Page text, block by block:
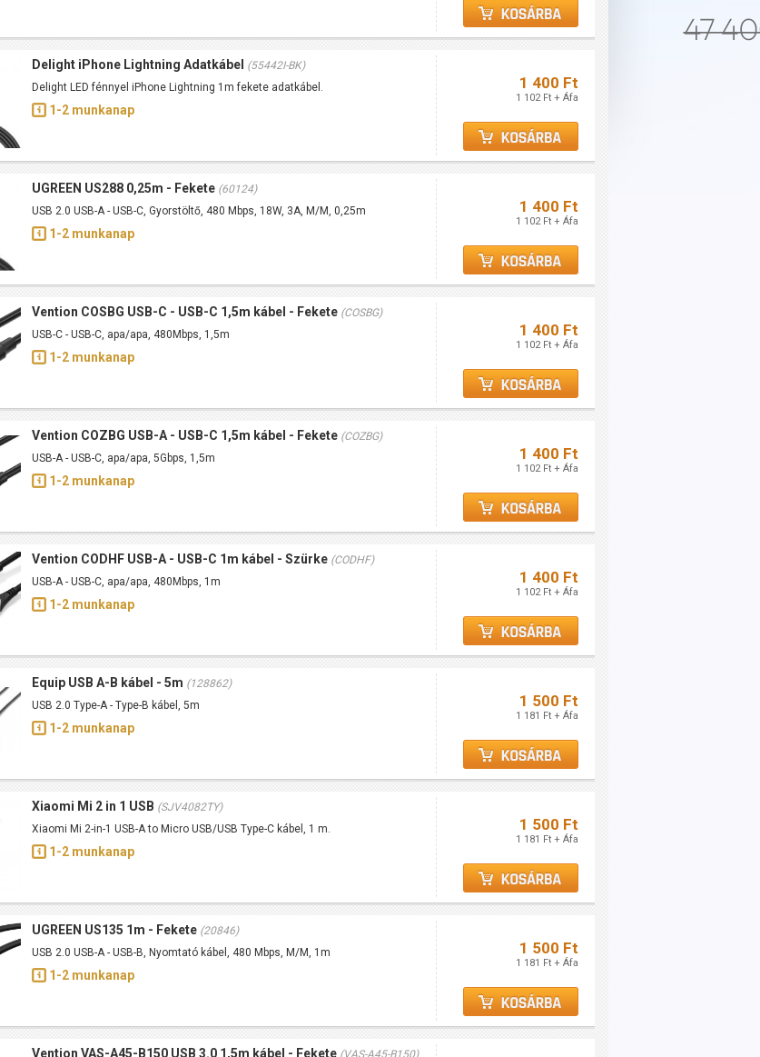
Delight iPhone Lightning Adatkábel (55442I-BK)
Delight LED fénnyel iPhone Lightning 1m fekete adatkábel.
1-2 munkanap
1 400 Ft
1 102 Ft + Áfa
UGREEN US288 0,25m - Fekete (60124)
USB 2.0 USB-A - USB-C, Gyorstöltő, 480 Mbps, 18W, 3A, M/M, 0,25m
1-2 munkanap
1 400 Ft
1 102 Ft + Áfa
Vention COSBG USB-C - USB-C 1,5m kábel - Fekete (COSBG)
USB-C - USB-C, apa/apa, 480Mbps, 1,5m
1-2 munkanap
1 400 Ft
1 102 Ft + Áfa
Vention COZBG USB-A - USB-C 1,5m kábel - Fekete (COZBG)
USB-A - USB-C, apa/apa, 5Gbps, 1,5m
1-2 munkanap
1 400 Ft
1 102 Ft + Áfa
Vention CODHF USB-A - USB-C 1m kábel - Szürke (CODHF)
USB-A - USB-C, apa/apa, 480Mbps, 1m
1-2 munkanap
1 400 Ft
1 102 Ft + Áfa
Equip USB A-B kábel - 5m (128862)
USB 2.0 Type-A - Type-B kábel, 5m
1-2 munkanap
1 500 Ft
1 181 Ft + Áfa
Xiaomi Mi 2 in 1 USB (SJV4082TY)
Xiaomi Mi 2-in-1 USB-A to Micro USB/USB Type-C kábel, 1 m.
1-2 munkanap
1 500 Ft
1 181 Ft + Áfa
UGREEN US135 1m - Fekete (20846)
USB 2.0 USB-A - USB-B, Nyomtató kábel, 480 Mbps, M/M, 1m
1-2 munkanap
1 500 Ft
1 181 Ft + Áfa
Vention VAS-A45-B150 USB 3.0 1,5m kábel - Fekete (VAS-A45-B150)